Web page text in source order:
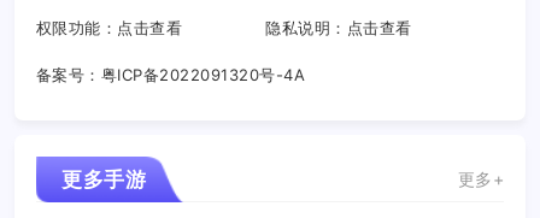
权限功能： 点击查看 隐私说明： 点击查看
备案号： 粤ICP备2022091320号-4A
更多手游 更多+